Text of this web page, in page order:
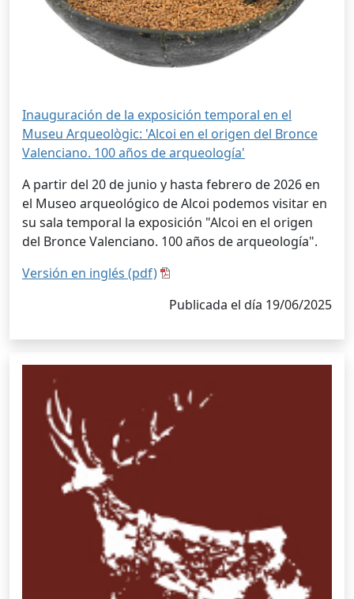
Inauguración de la exposición temporal en el
Museu Arqueològic: 'Alcoi en el origen del Bronce
Valenciano. 100 años de arqueología'
A partir del 20 de junio y hasta febrero de 2026 en
el Museo arqueológico de Alcoi podemos visitar en
su sala temporal la exposición "Alcoi en el origen
del Bronce Valenciano. 100 años de arqueología".
Versión en inglés (pdf)
Publicada el día 19/06/2025